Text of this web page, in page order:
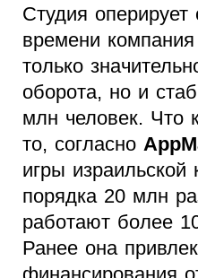
Студия
времени
только
оборота, но и
млн человек. Что
то, согласно
игры
порядка 20 млн
работают более
Ранее она